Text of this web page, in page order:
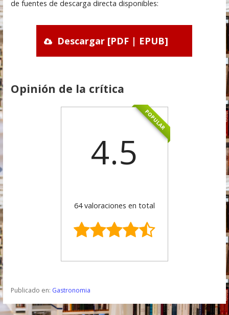
de fuentes de descarga directa disponibles:
Descargar [PDF | EPUB]
Opinión de la crítica
POPULAR
4.5
64 valoraciones en total
Publicado en: Gastronomia